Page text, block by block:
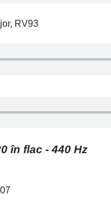
RV93
în flac - 440 Hz